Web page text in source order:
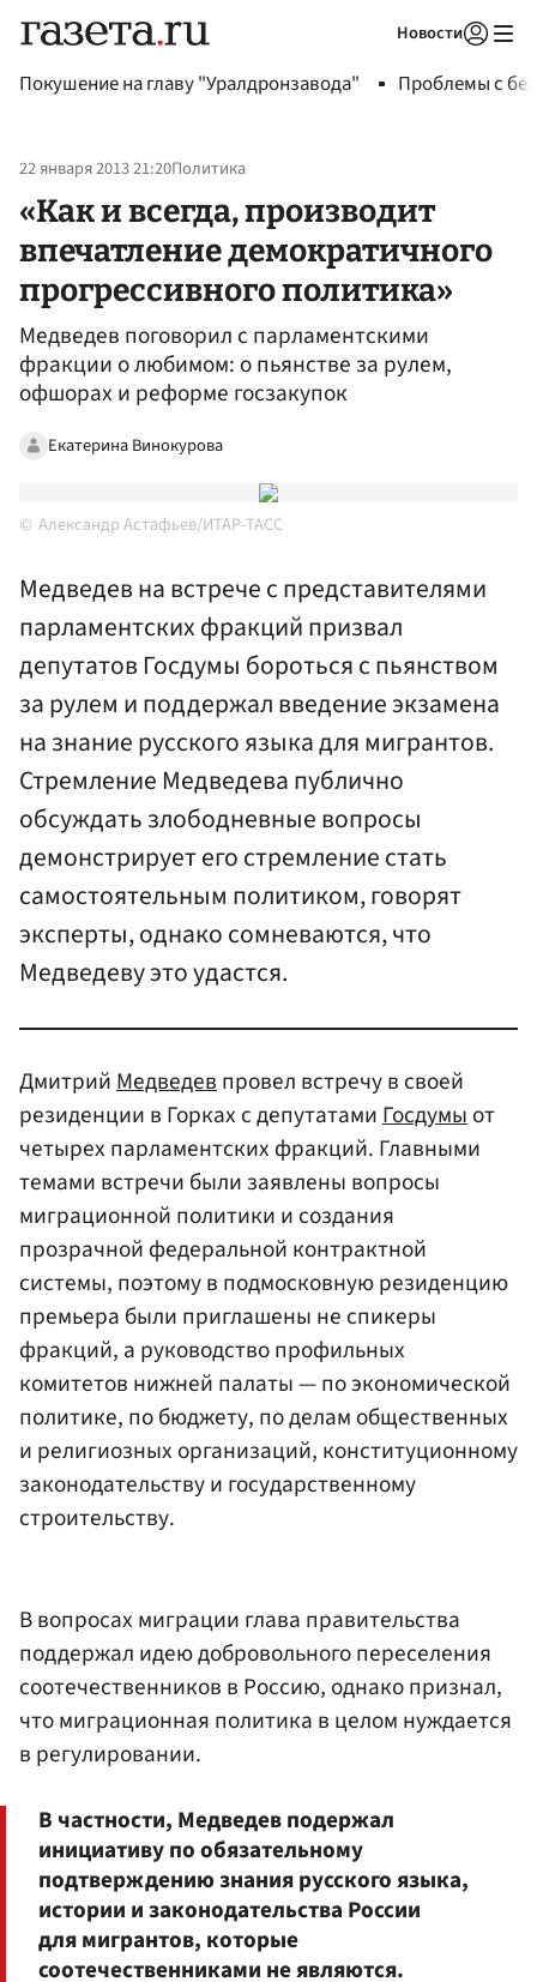
Новости
Покушение на главу "Уралдронзавода" Проблемы с
22 января 2013 21:20Политика
«Как и всегда, производит
впечатление демократичного
прогрессивного политика»
Медведев поговорил с парламентскими
фракции о любимом: о пьянстве за рулем,
офшорах и реформе госзакупок
Екатерина Винокурова
Александр Астафьев/ИТАР-ТАСС
Медведев на встрече с представителями
парламентских фракций призвал
депутатов Госдумы бороться с пьянством
за рулем и поддержал введение экзамена
на знание русского языка для мигрантов.
Стремление Медведева публично
обсуждать злободневные вопросы
демонстрирует его стремление стать
самостоятельным политиком, говорят
эксперты, однако сомневаются, что
Медведеву это удастся.
ДмитрийМедведевпровел встречу в своей
резиденции в Горках с депутатамиГосдумыот
четырех парламентских фракций. Главными
темами встречи были заявлены вопросы
миграционной политики и создания
прозрачной федеральной контрактной
системы, поэтому в подмосковную резиденцию
премьера были приглашены не спикеры
фракций, а руководство профильных
комитетов нижней палаты — по экономической
политике, по бюджету, по делам общественных
и религиозных организаций, конституционному
законодательству и государственному
строительству.
В вопросах миграции глава правительства
поддержал идею добровольного переселения
соотечественников в Россию, однако признал,
что миграционная политика в целом нуждается
в регулировании.
В частности, Медведев подержал
инициативу по обязательному
подтверждению знания русского языка,
истории и законодательства России
для мигрантов, которые
соотечественниками не являются.